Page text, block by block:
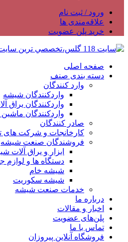
ورود / ثبت نام
علاقه‌مندی ها
خرید پلن عضویت
صفحه اصلی
دسته بندی صنف
وارد کنندگان
واردکنندگان شیشه
واردکنندگان یراق
واردکنندگان
صادر کنندگان
کارخانجات و شرکت های
فروشندگان صنعت شیشه
ابزار و یراق آلات
دستگاه ها و لوازم
شیشه خام
شیشه سکوریت
خدمات صنعت شیشه
درباره ما
اخبار و مقالات
پلن‌های عضویت
تماس با ما
فروشگاه آنلاین پیروزان